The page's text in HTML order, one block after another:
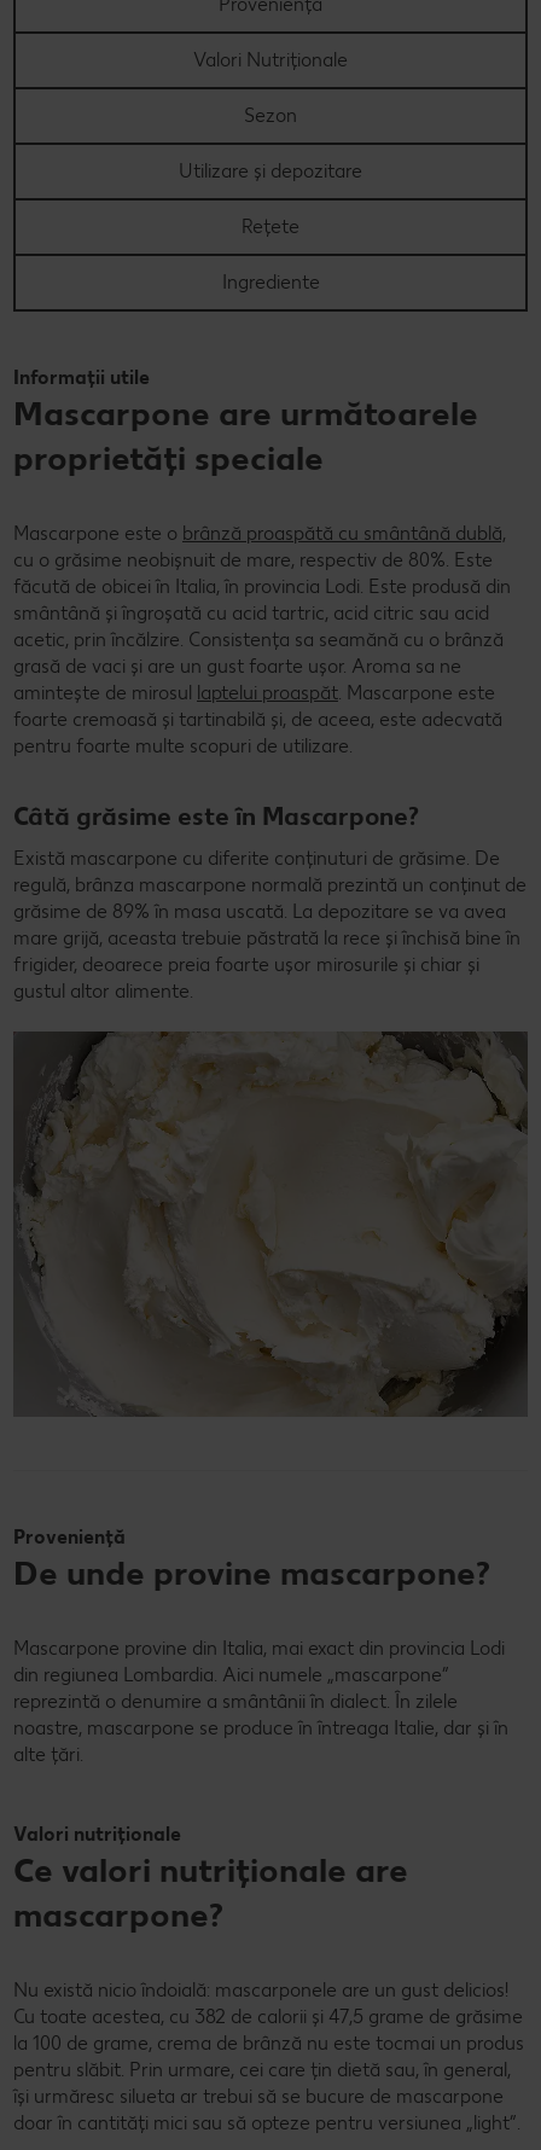
Concursuri online
Revista Kaufland - Acum și pe WhatsApp!
Click & Reserve
Valori Nutriționale
Sezon
Utilizare și depozitare
Rețete
Ingrediente
Informații utile
Mascarpone are următoarele
proprietăți speciale
Mascarpone este o brânză proaspătă cu smântână dublă,
cu o grăsime neobișnuit de mare, respectiv de 80%. Este
făcută de obicei în Italia, în provincia Lodi. Este produsă din
smântână și îngroșată cu acid tartric, acid citric sau acid
acetic, prin încălzire. Consistența sa seamănă cu o brânză
grasă de vaci și are un gust foarte ușor. Aroma sa ne
amintește de mirosul laptelui proaspăt . Mascarpone este
foarte cremoasă și tartinabilă și, de aceea, este adecvată
pentru foarte multe scopuri de utilizare.
Câtă grăsime este în Mascarpone?
Există mascarpone cu diferite conținuturi de grăsime. De
regulă, brânza mascarpone normală prezintă un conținut de
grăsime de 89% în masa uscată. La depozitare se va avea
mare grijă, aceasta trebuie păstrată la rece și închisă bine în
frigider, deoarece preia foarte ușor mirosurile și chiar și
gustul altor alimente.
Proveniență
De unde provine mascarpone?
Mascarpone provine din Italia, mai exact din provincia Lodi
din regiunea Lombardia. Aici numele „mascarpone”
reprezintă o denumire a smântânii în dialect. În zilele
noastre, mascarpone se produce în întreaga Italie, dar și în
alte țări.
Valori nutriționale
Ce valori nutriționale are
mascarpone?
Nu există nicio îndoială: mascarponele are un gust delicios!
Cu toate acestea, cu 382 de calorii și 47,5 grame de grăsime
la 100 de grame, crema de brânză nu este tocmai un produs
pentru slăbit. Prin urmare, cei care țin dietă sau, în general,
își urmăresc silueta ar trebui să se bucure de mascarpone
doar în cantități mici sau să opteze pentru versiunea „light”.